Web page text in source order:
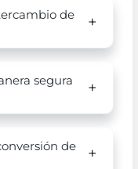
de
segura
de